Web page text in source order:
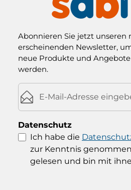
Abonnieren Sie jetzt unseren
erscheinenden Newsletter,
neue Produkte und
werden.
Datenschutz
Ich habe die
zur Kenntnis
gelesen und bin mit